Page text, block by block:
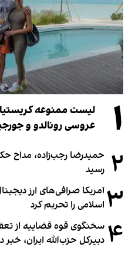
۱
عروسی رونالدو و
۲ حمیدرضا رجب‌زاده، مداح
رسید
۳آمریکا صرافی‌های ارز
اسلامی را تحریم کرد
۴ سخنگوی قوه قضاییه از
دبیر‌کل حزب‌الله ایران، خبر